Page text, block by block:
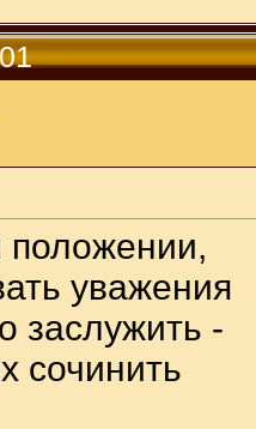
положении,
уважения
заслужить -
сочинить